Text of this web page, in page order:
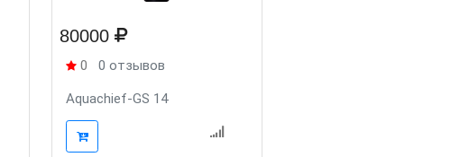
80000
0 0 отзывов
Aquachief-GS 14